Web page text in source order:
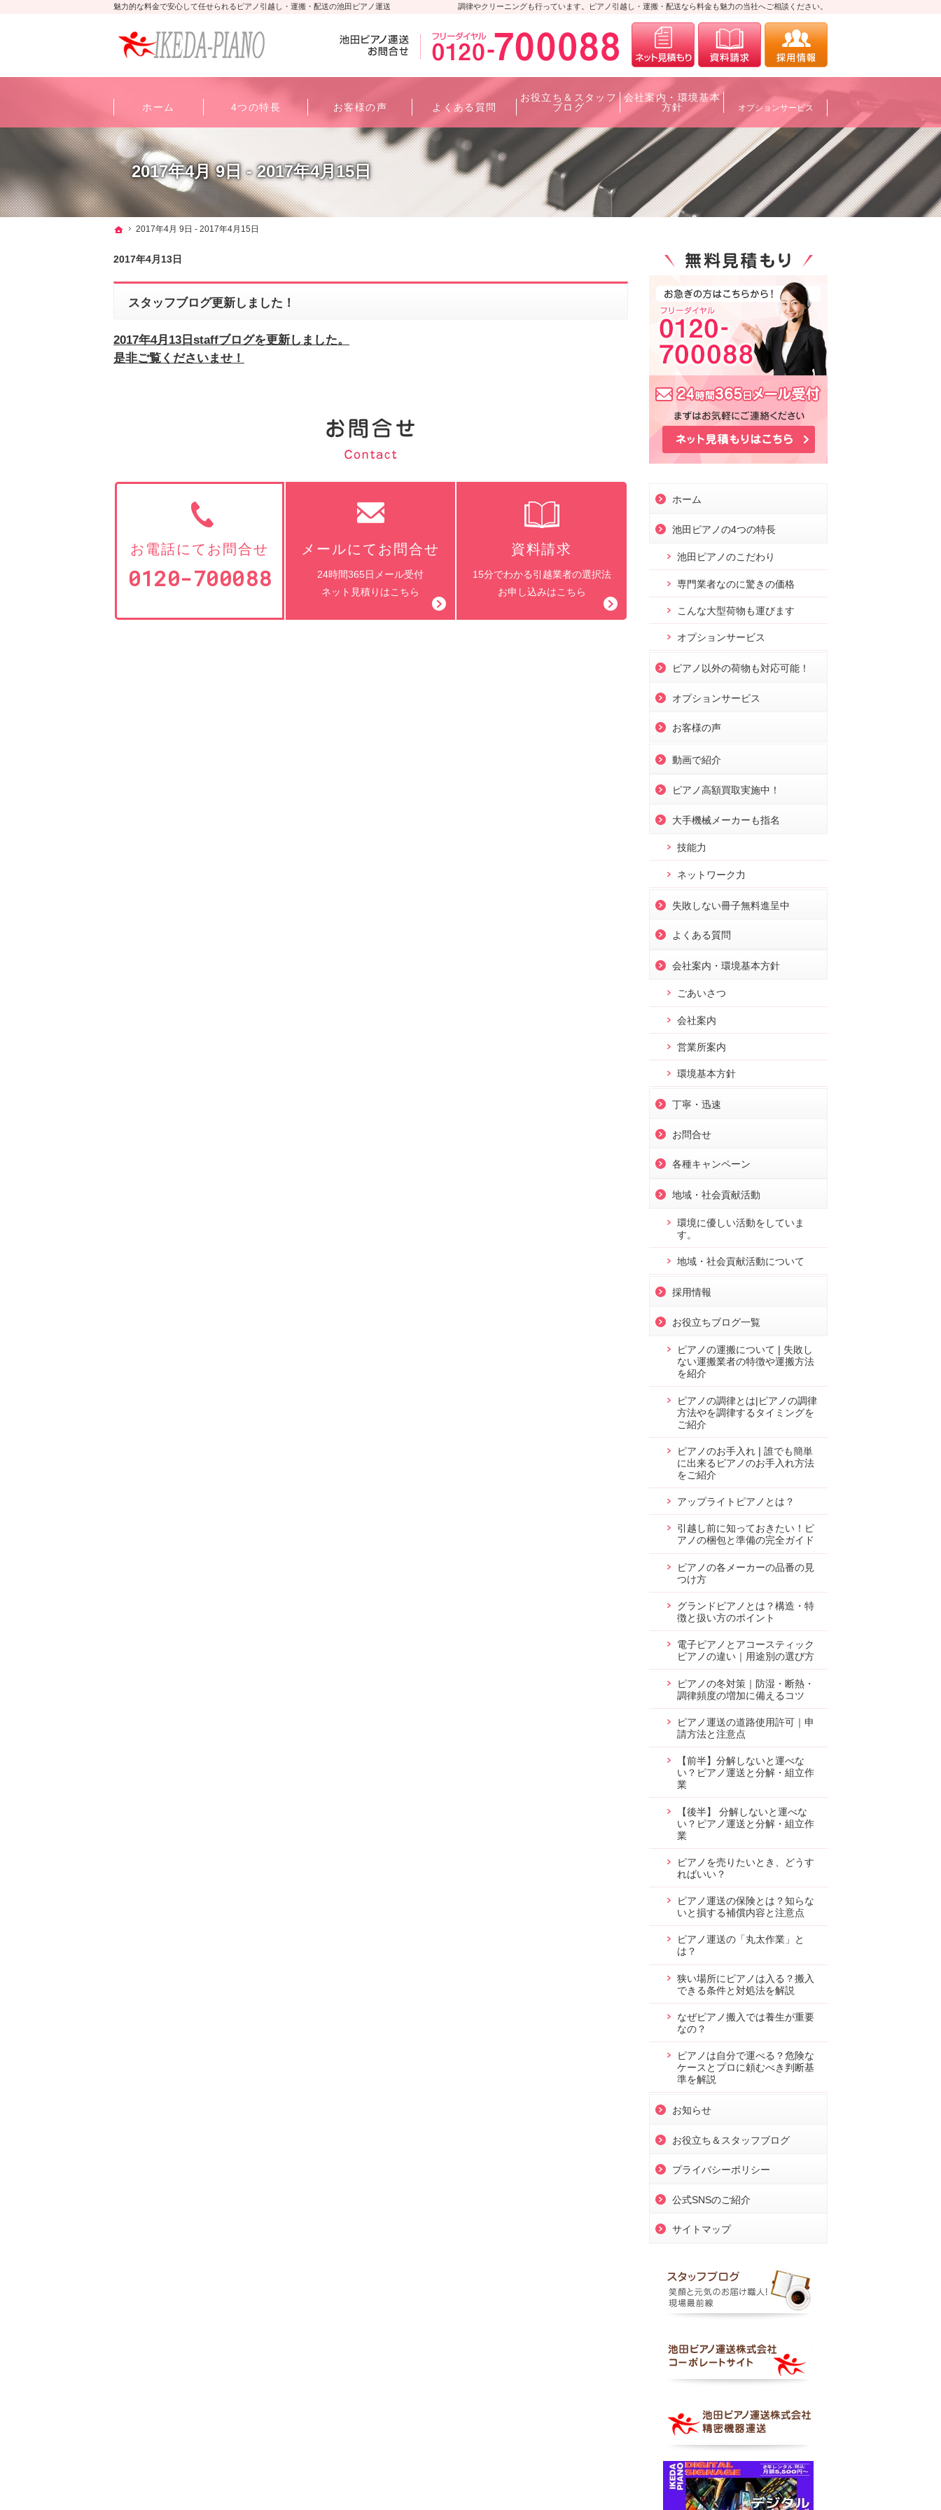
2017年4月 9日 - 2017年4月15日
調律やクリーニングも行っています。ピアノ引越し・運搬・配送なら料金も魅力の当社へご相談ください。
魅力的な料金で安心して任せられるピアノ引越し・運搬・配送の池田ピアノ運送
ホーム
2017年4月 9日 - 2017年4月15日
2017年4月13日
スタッフブログ更新しました！
2017年4月13日staffブログを更新しました。
是非ご覧くださいませ！
お問合せ
お電話にてお問合せ
0120-700088
メールにてお問合せ
24時間365日メール受付
ネット見積りはこちら
資料請求
15分でわかる引越業者の選択法
お申し込みはこちら
ホーム
池田ピアノの4つの特長
池田ピアノのこだわり
専門業者なのに驚きの価格
こんな大型荷物も運びます
オプションサービス
ピアノ以外の荷物も対応可能！
オプションサービス
お客様の声
動画で紹介
ピアノ高額買取実施中！
大手機械メーカーも指名
技能力
ネットワーク力
失敗しない冊子無料進呈中
よくある質問
会社案内・環境基本方針
ごあいさつ
会社案内
営業所案内
環境基本方針
丁寧・迅速
お問合せ
各種キャンペーン
地域・社会貢献活動
環境に優しい活動をしていま
す。
地域・社会貢献活動について
採用情報
お役立ちブログ一覧
ピアノの運搬について❘失敗し
ない運搬業者の特徴や運搬方法
を紹介
ピアノの調律とは|ピアノの調律
方法やを調律するタイミングを
ご紹介
ピアノのお手入れ❘誰でも簡単
に出来るピアノのお手入れ方法
をご紹介
アップライトピアノとは？
引越し前に知っておきたい！ピ
アノの梱包と準備の完全ガイド
ピアノの各メーカーの品番の見
つけ方
グランドピアノとは？構造・特
徴と扱い方のポイント
電子ピアノとアコースティック
ピアノの違い｜用途別の選び方
ピアノの冬対策｜防湿・断熱・
調律頻度の増加に備えるコツ
ピアノ運送の道路使用許可｜申
請方法と注意点
【前半】分解しないと運べな
い？ピアノ運送と分解・組立作
業
【後半】 分解しないと運べな
い？ピアノ運送と分解・組立作
業
ピアノを売りたいとき、どうす
ればいい？
ピアノ運送の保険とは？知らな
いと損する補償内容と注意点
ピアノ運送の「丸太作業」と
は？
狭い場所にピアノは入る？搬入
できる条件と対処法を解説
なぜピアノ搬入では養生が重要
なの？
ピアノは自分で運べる？危険な
ケースとプロに頼むべき判断基
準を解説
お知らせ
お役立ち＆スタッフブログ
プライバシーポリシー
公式SNSのご紹介
サイトマップ
0120-700088メールにてお問合せ
ホーム 4つの特長 お客様の声 よくある質問
お役立ち＆スタッフ
ブログ
会社案内・環境基本
方針
オプションサービス